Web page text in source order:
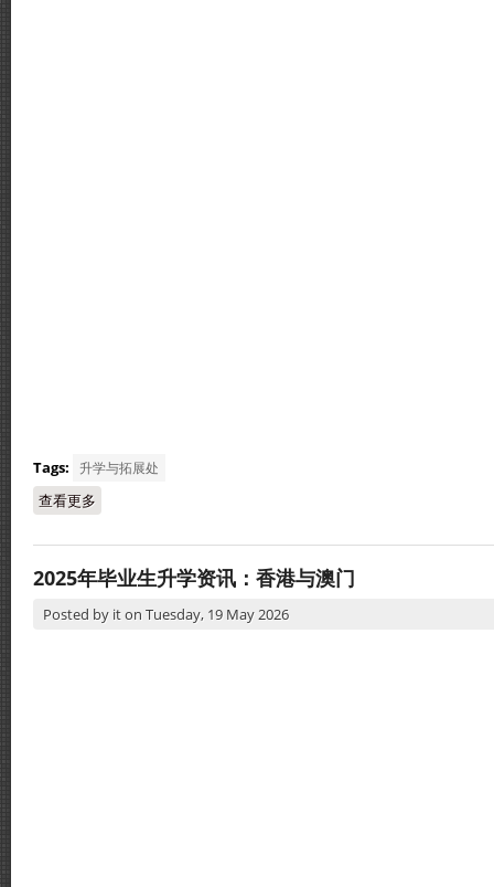
Tags: 升学与拓展处
查看更多
2025年毕业生升学资讯：香港与澳门
Posted by iton Tuesday, 19 May 2026